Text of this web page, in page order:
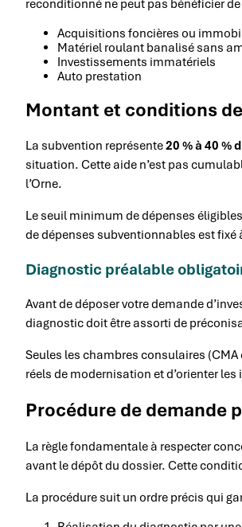
reconditionné ne peut pas bénéficier
Acquisitions foncières ou
Matériel roulant banalisé sans
Investissements immatériels
Auto prestation
Montant et conditions
La subvention représente20 % à 40 %
situation. Cette aide n’est pas
l’Orne.
Le seuil minimum de dépenses
de dépenses subventionnables est fixé
Diagnostic préalable
Avant de déposer votre demande
diagnostic doit être assorti de
Seules les chambres consulaires
réels de modernisation et d’orienter
Procédure de demande
La règle fondamentale à respecter
avant le dépôt du dossier. Cette
La procédure suit un ordre précis qui